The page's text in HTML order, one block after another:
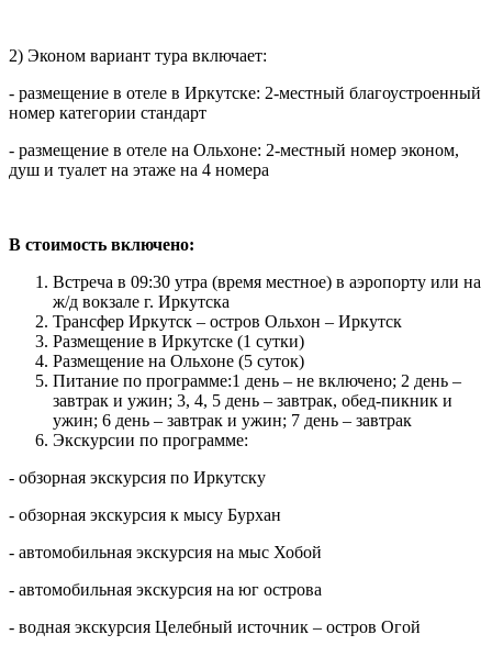
2) Эконом вариант тура включает:
- размещение в отеле в Иркутске: 2-местный благоустроенный
номер категории стандарт
- размещение в отеле на Ольхоне: 2-местный номер эконом,
душ и туалет на этаже на 4 номера
В стоимость включено:
Встреча в 09:30 утра (время местное) в аэропорту или на
ж/д вокзале г. Иркутска
Трансфер Иркутск – остров Ольхон – Иркутск
Размещение в Иркутске (1 сутки)
Размещение на Ольхоне (5 суток)
Питание по программе:1 день – не включено; 2 день –
завтрак и ужин; 3, 4, 5 день – завтрак, обед-пикник и
ужин; 6 день – завтрак и ужин; 7 день – завтрак
Экскурсии по программе:
- обзорная экскурсия по Иркутску
- обзорная экскурсия к мысу Бурхан
- автомобильная экскурсия на мыс Хобой
- автомобильная экскурсия на юг острова
- водная экскурсия Целебный источник – остров Огой